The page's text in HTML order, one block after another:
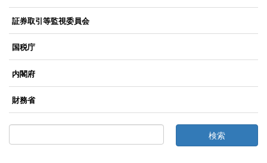
証券取引等監視委員会
国税庁
内閣府
財務省